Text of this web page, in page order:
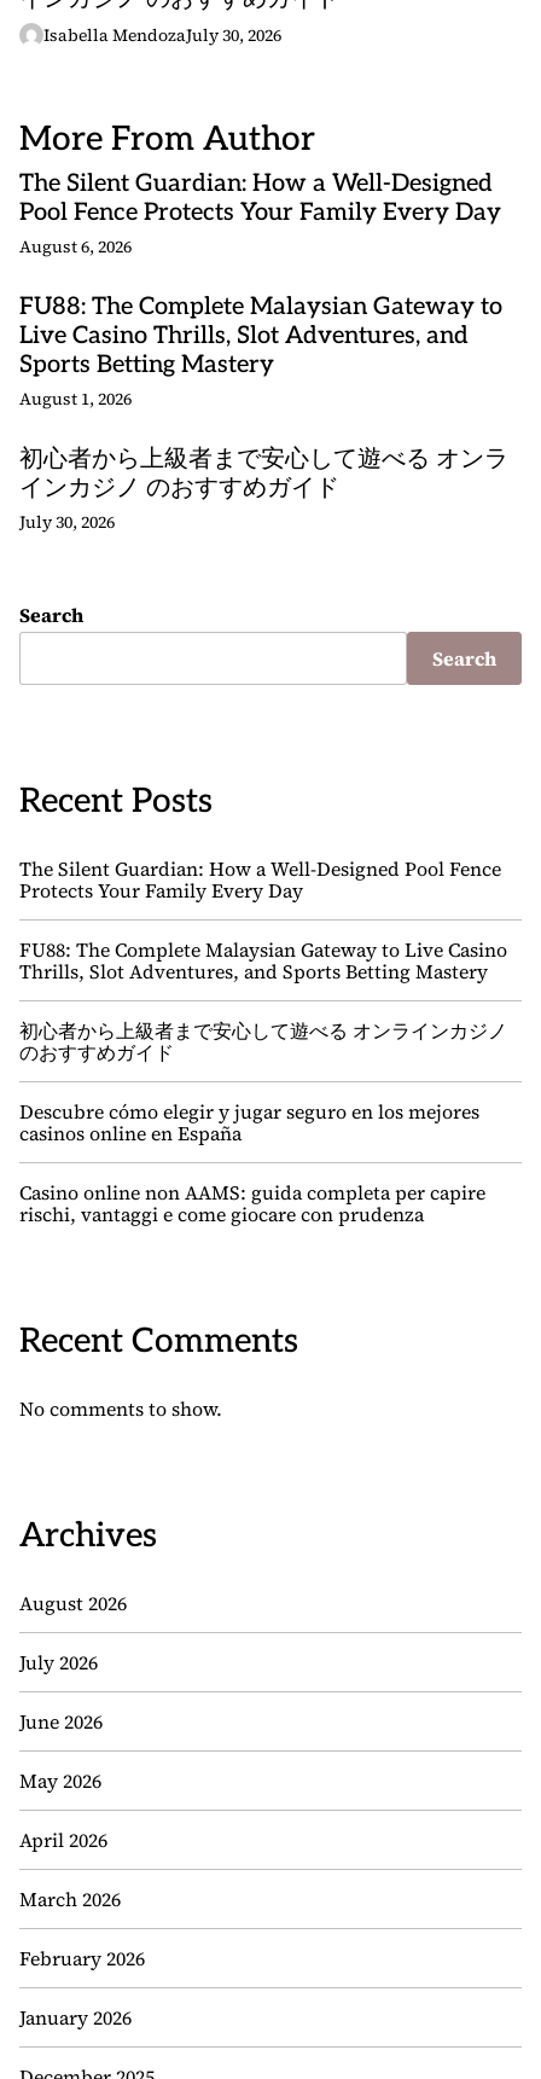
Isabella MendozaJuly 30, 2026
More From Author
The Silent Guardian: How a Well-Designed
Pool Fence Protects Your Family Every Day
August 6, 2026
FU88: The Complete Malaysian Gateway to
Live Casino Thrills, Slot Adventures, and
Sports Betting Mastery
August 1, 2026
初心者から上級者まで安心して遊べる オンラ
インカジノ のおすすめガイド
July 30, 2026
Search
Search
Recent Posts
The Silent Guardian: How a Well-Designed Pool Fence
Protects Your Family Every Day
FU88: The Complete Malaysian Gateway to Live Casino
Thrills, Slot Adventures, and Sports Betting Mastery
初心者から上級者まで安心して遊べる オンラインカジノ
のおすすめガイド
Descubre cómo elegir y jugar seguro en los mejores
casinos online en España
Casino online non AAMS: guida completa per capire
rischi, vantaggi e come giocare con prudenza
Recent Comments
No comments to show.
Archives
August 2026
July 2026
June 2026
May 2026
April 2026
March 2026
February 2026
January 2026